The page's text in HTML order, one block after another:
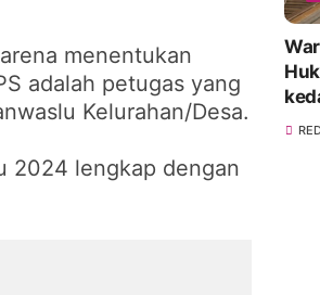
menentukan
adalah petugas yang
Kelurahan/Desa.
2024 lengkap dengan